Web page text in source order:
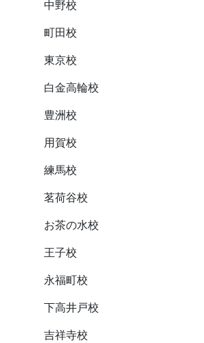
中野校
町田校
東京校
白金高輪校
豊洲校
用賀校
練馬校
茗荷谷校
お茶の水校
王子校
永福町校
下高井戸校
吉祥寺校